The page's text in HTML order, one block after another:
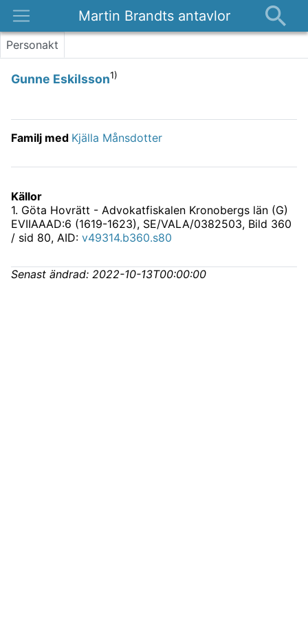
Martin Brandts antavlor
Platser
Personakt
Gunne Eskilsson1)
Familj med Kjälla Månsdotter
Källor
1. Göta Hovrätt - Advokatfiskalen Kronobergs län (G)
EVIIAAAD:6 (1619-1623), SE/VALA/0382503, Bild 360
/ sid 80, AID: v49314.b360.s80
Senast ändrad: 2022-10-13T00:00:00